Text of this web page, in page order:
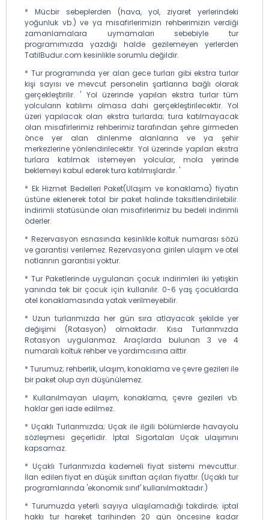
* Mücbir sebeplerden (hava, yol, ziyaret yerlerindeki
yoğunluk vb.) ve ya misafirlerimizin rehberimizin verdiği
zamanlamalara uymamaları sebebiyle tur
programımızda yazdığı halde gezilemeyen yerlerden
TatilBudur.com kesinlikle sorumlu değildir.
* Tur programında yer alan gece turları gibi ekstra turlar
kişi sayısı ve mevcut personelin şartlarına bağlı olarak
gerçekleştirilir. ' Yol üzerinde yapılan ekstra turlar tüm
yolcuların katılımı olmasa dahi gerçekleştirilecektir. Yol
üzeri yapılacak olan ekstra turlarda; tura katılmayacak
olan misafirlerimiz rehberimiz tarafından şehre girmeden
önce yer alan dinlenme alanlarına ve ya şehir
merkezlerine yönlendirilecektir. Yol üzerinde yapılan ekstra
turlara katılmak istemeyen yolcular, mola yerinde
beklemeyi kabul ederek tura katılmışlardır. '
* Ek Hizmet Bedelleri Paket(Ulaşım ve konaklama) fiyatın
üstüne eklenerek total bir paket halinde taksitlendirilebilir.
İndirimli statüsünde olan misafirlerimiz bu bedeli indirimli
öderler.
* Rezervasyon esnasında kesinlikle koltuk numarası sözü
ve garantisi verilemez. Rezervasyona girilen ulaşım ve otel
notlarının garantisi yoktur.
* Tur Paketlerinde uygulanan çocuk indirimleri iki yetişkin
yanında tek bir çocuk için kullanılır. 0-6 yaş çocuklarda
otel konaklamasında yatak verilmeyebilir.
* Uzun turlarımızda her gün sıra atlayacak şekilde yer
değişimi (Rotasyon) olmaktadır. Kısa Turlarımızda
Rotasyon uygulanmaz. Araçlarda bulunan 3 ve 4
numaralı koltuk rehber ve yardımcısına aittir.
* Turumuz; rehberlik, ulaşım, konaklama ve çevre gezileri ile
bir paket olup ayrı düşünülemez.
* Kullanılmayan ulaşım, konaklama, çevre gezileri vb.
haklar geri iade edilmez.
* Uçaklı Turlarımızda; Uçak ile ilgili bölümlerde havayolu
sözleşmesi geçerlidir. İptal Sigortaları Uçak ulaşımını
kapsamaz.
* Uçaklı Turlarımızda kademeli fiyat sistemi mevcuttur.
İlan edilen fiyat en düşük sınıftan açılan fiyattır. (Uçaklı tur
programlarında 'ekonomik sınıf' kullanılmaktadır.)
* Turumuzda yeterli sayıya ulaşılamadığı takdirde; iptal
hakkı tur hareket tarihinden 20 gün öncesine kadar